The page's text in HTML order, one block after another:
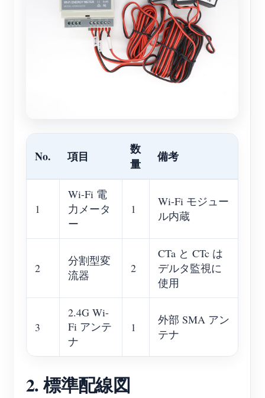
No. 項目
数
量
備考
1
Wi-Fi 電
力メータ
ー
1
Wi-Fi モジュー
ル内蔵
2
分割型変
流器
2
CTa と CTc は
デルタ監視に
使用
3
2.4G Wi-
Fi アンテ
ナ
1
外部 SMA アン
テナ
2. 標準配線図